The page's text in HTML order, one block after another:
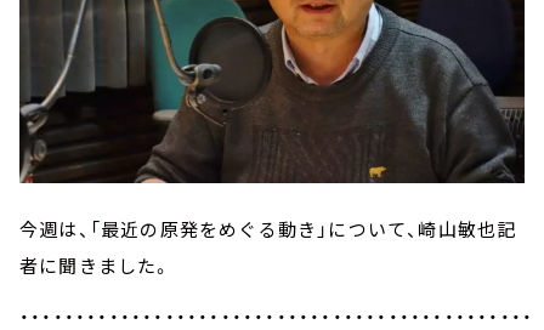
今週は、「最近の原発をめぐる動き」について、崎山敏也記
者に聞きました。
・・・・・・・・・・・・・・・・・・・・・・・・・・・・・・・・・・・・・・・・・・・・・・